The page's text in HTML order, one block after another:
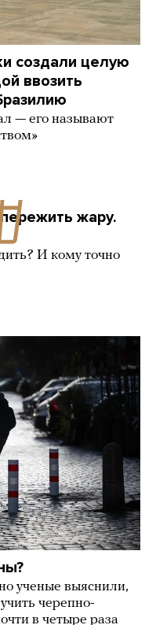
создали целую
ввозить
— его называют
жару.
И кому точно
ученые выяснили,
черепно-
в четыре раза